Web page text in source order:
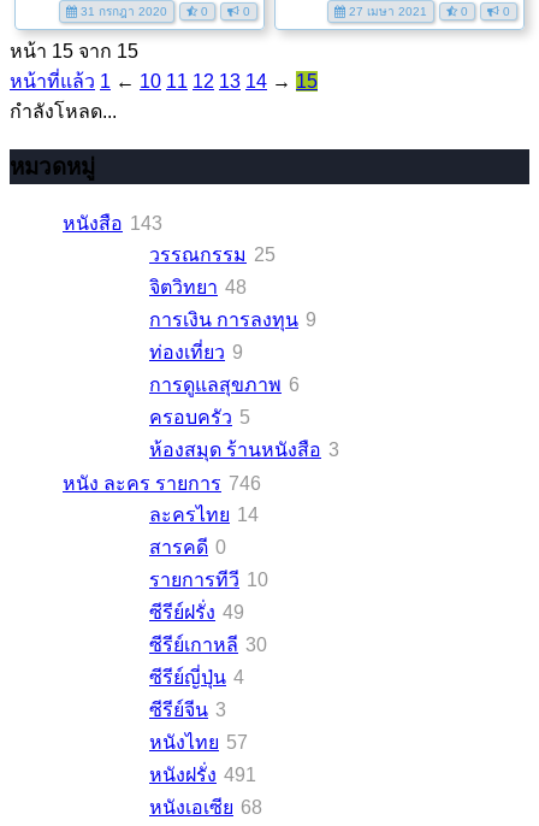
31 กรกฎา 2020 0 0 27 เมษา 2021 0 0
หน้า 15 จาก 15
หน้าที่แล้ว 1 ← 10 11 12 13 14 → 15
กำลังโหลด...
หมวดหมู่
หนังสือ 143
วรรณกรรม 25
จิตวิทยา 48
การเงิน การลงทุน 9
ท่องเที่ยว 9
การดูแลสุขภาพ 6
ครอบครัว 5
ห้องสมุด ร้านหนังสือ 3
หนัง ละคร รายการ 746
ละครไทย 14
สารคดี 0
รายการทีวี 10
ซีรีย์ฝรั่ง 49
ซีรีย์เกาหลี 30
ซีรีย์ญี่ปุ่น 4
ซีรีย์จีน 3
หนังไทย 57
หนังฝรั่ง 491
หนังเอเซีย 68